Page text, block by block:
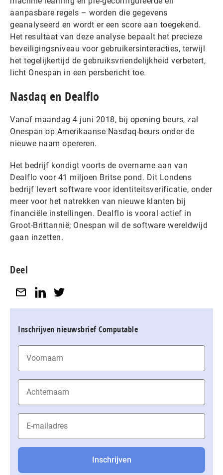
aanpasbare regels – worden die gegevens
geanalyseerd en wordt er een score aan toegekend.
Het resultaat van deze analyse bepaalt het precieze
beveiligingsniveau voor gebruikersinteracties, terwijl
het tegelijkertijd de gebruiksvriendelijkheid verbetert,
licht Onespan in een persbericht toe.
Nasdaq en Dealflo
Vanaf maandag 4 juni 2018, bij opening beurs, zal
Onespan op Amerikaanse Nasdaq-beurs onder de
nieuwe naam opereren.
Het bedrijf kondigt voorts de overname aan van
Dealflo voor 41 miljoen Britse pond. Dit Londens
bedrijf levert software voor identiteitsverificatie, onder
meer voor het natrekken van nieuwe klanten bij
financiële instellingen. Dealflo is vooral actief in
Groot-Brittannië; Onespan wil de software wereldwijd
gaan inzetten.
Deel
Inschrijven nieuwsbrief Computable